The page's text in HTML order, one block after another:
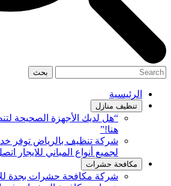
بحث
الرئيسية
تنظيف منازل
“هل لديك الأجهزة الصحيحة
هنا!”
شركة تنظيف بالرياض توفر
لجميع أنواع المباني للايجار
مكافحة حشرات
شركة مكافحة حشرات بجدة للايجار